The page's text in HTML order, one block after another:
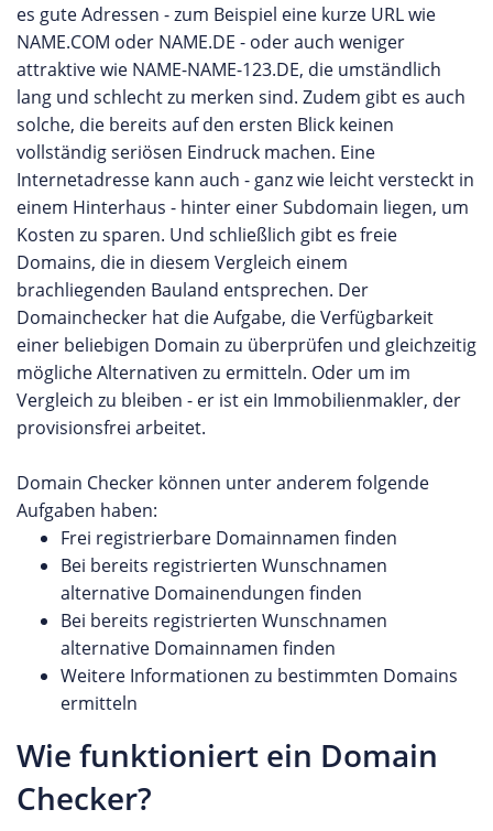
es gute Adressen - zum Beispiel eine kurze URL wie
NAME.COM oder NAME.DE - oder auch weniger
attraktive wie NAME-NAME-123.DE, die umständlich
lang und schlecht zu merken sind. Zudem gibt es auch
solche, die bereits auf den ersten Blick keinen
vollständig seriösen Eindruck machen. Eine
Internetadresse kann auch - ganz wie leicht versteckt in
einem Hinterhaus - hinter einer Subdomain liegen, um
Kosten zu sparen. Und schließlich gibt es freie
Domains, die in diesem Vergleich einem
brachliegenden Bauland entsprechen. Der
Domainchecker hat die Aufgabe, die Verfügbarkeit
einer beliebigen Domain zu überprüfen und gleichzeitig
mögliche Alternativen zu ermitteln. Oder um im
Vergleich zu bleiben - er ist ein Immobilienmakler, der
provisionsfrei arbeitet.
Domain Checker können unter anderem folgende
Aufgaben haben:
Frei registrierbare Domainnamen finden
Bei bereits registrierten Wunschnamen
alternative Domainendungen finden
Bei bereits registrierten Wunschnamen
alternative Domainnamen finden
Weitere Informationen zu bestimmten Domains
ermitteln
Wie funktioniert ein Domain
Checker?